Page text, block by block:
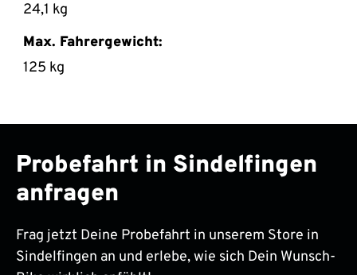
24,1 kg
Max. Fahrergewicht:
125 kg
Probefahrt in Sindelfingen
anfragen
Frag jetzt Deine Probefahrt in unserem Store in
Sindelfingen an und erlebe, wie sich Dein Wunsch-